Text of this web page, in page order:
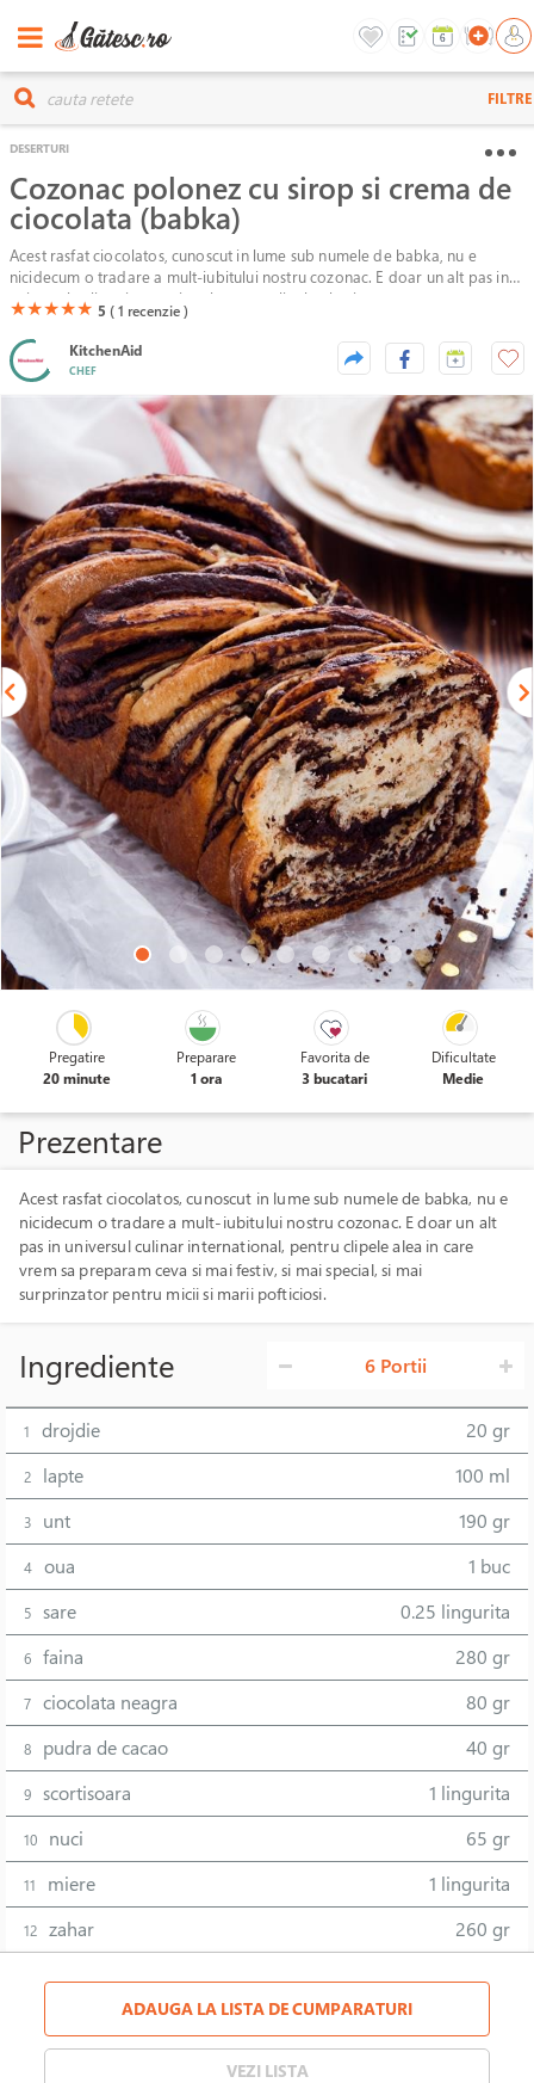
FILTRE
DESERTURI
Cozonac polonez cu sirop si crema de
ciocolata (babka)
Acest rasfat ciocolatos, cunoscut in lume sub numele de babka, nu e
nicidecum o tradare a mult-iubitului nostru cozonac. E doar un alt pas in
universul culinar international, pentru clipele alea in care vrem sa
preparam ceva si mai festiv, si mai special, si mai surprinzator pentru micii
si marii pofticiosi.
(*)
★(*)
★(*)
★(*)
★(*)
★ 5 ( 1 recenzie )
KitchenAid
CHEF
Pregatire
20 minute
Preparare
1 ora
Favorita de
3 bucatari
Dificultate
Medie
Prezentare
Acest rasfat ciocolatos, cunoscut in lume sub numele de babka, nu e
nicidecum o tradare a mult-iubitului nostru cozonac. E doar un alt
pas in universul culinar international, pentru clipele alea in care
vrem sa preparam ceva si mai festiv, si mai special, si mai
surprinzator pentru micii si marii pofticiosi.
Ingrediente 6 Portii
1 drojdie 20 gr
2 lapte 100 ml
3 unt 190 gr
4 oua 1 buc
5 sare 0.25 lingurita
6 faina 280 gr
7 ciocolata neagra 80 gr
8 pudra de cacao 40 gr
9 scortisoara 1 lingurita
10 nuci 65 gr
11 miere 1 lingurita
12 zahar 260 gr
ADAUGA LA LISTA DE CUMPARATURI
VEZI LISTA